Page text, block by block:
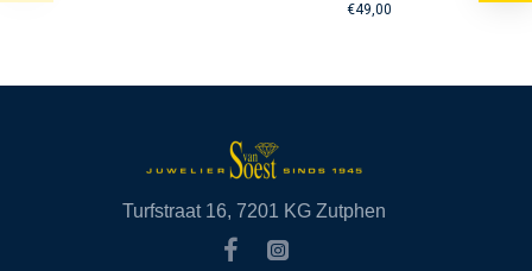
€49,00
Turfstraat 16, 7201 KG Zutphen